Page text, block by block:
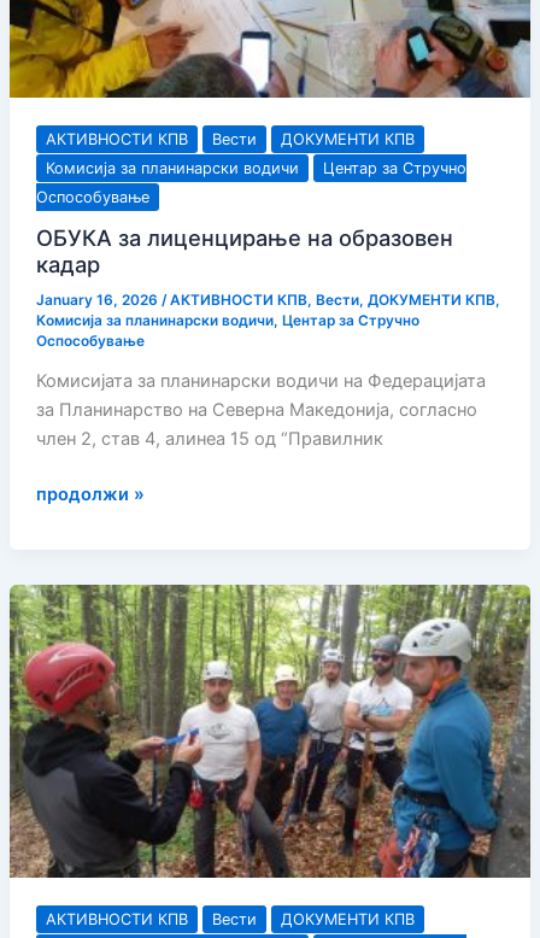
АКТИВНОСТИ КПВ Вести
ДОКУМЕНТИ КПВ
Комисија за планинарски водичи
Центар за Стручно
Оспособување
ОБУКА за лиценцирање на образовен
кадар
January 16, 2026 /АКТИВНОСТИ КПВ, Вести, ДОКУМЕНТИ КПВ,
Комисија за планинарски водичи, Центар за Стручно
Оспособување
Комисијата за планинарски водичи на Федерацијата
за Планинарство на Северна Македонија, согласно
член 2, став 4, алинеа 15 од “Правилник
ОБУКА
на
образовен
кадар
продолжи »
АКТИВНОСТИ КПВ Вести
ДОКУМЕНТИ КПВ